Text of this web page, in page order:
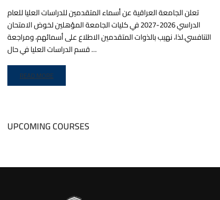
تعلن الجامعة العراقية عن أسماء المتقدمين للدراسات العليا للعام
الدراسي 2026-2027 في كليات الجامعة المؤهلين لخوض الامتحان
التنافسي.لذا، نهيب بالذوات المتقدمين الاطلاع على أسمائهم، ومراجعة
قسم الدراسات العليا في حال …
READ MORE
UPCOMING COURSES